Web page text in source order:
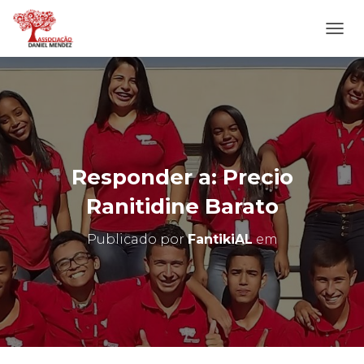
L
T
E
R
N
A
N
A
E
G
O
Responder a: Precio
Ranitidine Barato
Publicado porFantikiALem